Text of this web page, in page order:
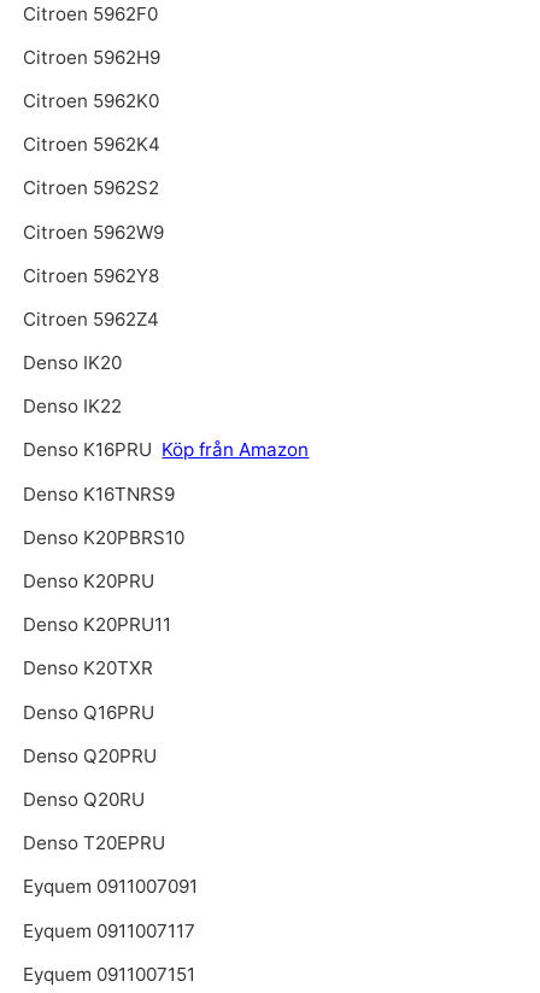
Citroen 5962F0
Citroen 5962H9
Citroen 5962K0
Citroen 5962K4
Citroen 5962S2
Citroen 5962W9
Citroen 5962Y8
Citroen 5962Z4
Denso IK20
Denso IK22
Denso K16PRU Köp från Amazon
Denso K16TNRS9
Denso K20PBRS10
Denso K20PRU
Denso K20PRU11
Denso K20TXR
Denso Q16PRU
Denso Q20PRU
Denso Q20RU
Denso T20EPRU
Eyquem 0911007091
Eyquem 0911007117
Eyquem 0911007151